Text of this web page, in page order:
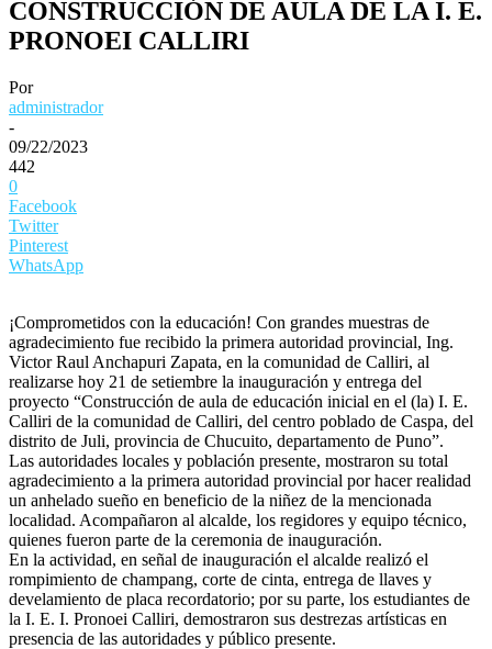
CONSTRUCCIÓN DE AULA DE LA I. E.
PRONOEI CALLIRI
Por
administrador
-
09/22/2023
442
0
Facebook
Twitter
Pinterest
WhatsApp
¡Comprometidos con la educación! Con grandes muestras de
agradecimiento fue recibido la primera autoridad provincial, Ing.
Victor Raul Anchapuri Zapata, en la comunidad de Calliri, al
realizarse hoy 21 de setiembre la inauguración y entrega del
proyecto “Construcción de aula de educación inicial en el (la) I. E.
Calliri de la comunidad de Calliri, del centro poblado de Caspa, del
distrito de Juli, provincia de Chucuito, departamento de Puno”.
Las autoridades locales y población presente, mostraron su total
agradecimiento a la primera autoridad provincial por hacer realidad
un anhelado sueño en beneficio de la niñez de la mencionada
localidad. Acompañaron al alcalde, los regidores y equipo técnico,
quienes fueron parte de la ceremonia de inauguración.
En la actividad, en señal de inauguración el alcalde realizó el
rompimiento de champang, corte de cinta, entrega de llaves y
develamiento de placa recordatorio; por su parte, los estudiantes de
la I. E. I. Pronoei Calliri, demostraron sus destrezas artísticas en
presencia de las autoridades y público presente.